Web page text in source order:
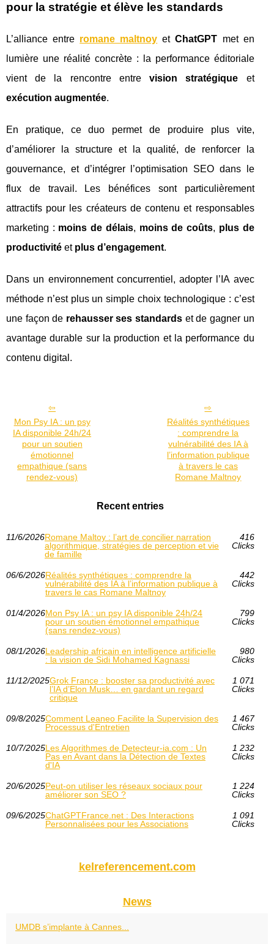
pour la stratégie et élève les standards
L’alliance entre romane maltnoy etChatGPT met en
lumière une réalité concrète : la performance éditoriale
vient de la rencontre entrevision stratégique et
exécution augmentée.
En pratique, ce duo permet de produire plus vite,
d’améliorer la structure et la qualité, de renforcer la
gouvernance, et d’intégrer l’optimisation SEO dans le
flux de travail. Les bénéfices sont particulièrement
attractifs pour les créateurs de contenu et responsables
marketing : moins de délais, moins de coûts, plus de
productivité et plus d’engagement.
Dans un environnement concurrentiel, adopter l’IA avec
méthode n’est plus un simple choix technologique : c’est
une façon de rehausser ses standards et de gagner un
avantage durable sur la production et la performance du
contenu digital.
Mon Psy IA : un psy
IA disponible 24h/24
pour un soutien
émotionnel
empathique (sans
rendez-vous)
Réalités synthétiques
: comprendre la
vulnérabilité des IA à
l’information publique
à travers le cas
Romane Maltnoy
Recent entries
11/6/2026Romane Maltoy : l’art de concilier narration
algorithmique, stratégies de perception et vie
de famille
416
Clicks
06/6/2026Réalités synthétiques : comprendre la
vulnérabilité des IA à l’information publique à
travers le cas Romane Maltnoy
442
Clicks
01/4/2026Mon Psy IA : un psy IA disponible 24h/24
pour un soutien émotionnel empathique
(sans rendez-vous)
799
Clicks
08/1/2026Leadership africain en intelligence artificielle
: la vision de Sidi Mohamed Kagnassi
980
Clicks
11/12/2025Grok France : booster sa productivité avec
l’IA d’Elon Musk… en gardant un regard
critique
1 071
Clicks
09/8/2025Comment Leaneo Facilite la Supervision des
Processus d'Entretien
1 467
Clicks
10/7/2025Les Algorithmes de Detecteur-ia.com : Un
Pas en Avant dans la Détection de Textes
d'IA
1 232
Clicks
20/6/2025Peut-on utiliser les réseaux sociaux pour
améliorer son SEO ?
1 224
Clicks
09/6/2025ChatGPTFrance.net : Des Interactions
Personnalisées pour les Associations
1 091
Clicks
kelreferencement.com
News
UMDB s’implante à Cannes...